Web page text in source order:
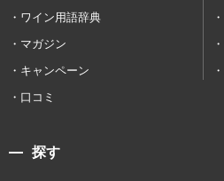
ワイン用語辞典
マガジン
キャンペーン
口コミ
探す